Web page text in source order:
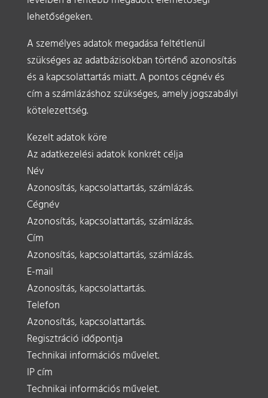
lehetőségeken.
A személyes adatok megadása feltétlenül
szükséges az adatbázisokban történő azonosítás
és a kapcsolattartás miatt. A pontos cégnév és
cím a számlázáshoz szükséges, amely jogszabályi
kötelezettség.
Kezelt adatok köre
Az adatkezelési adatok konkrét célja
Név
Azonosítás, kapcsolattartás, számlázás.
Cégnév
Azonosítás, kapcsolattartás, számlázás.
Cím
Azonosítás, kapcsolattartás, számlázás.
E-mail
Azonosítás, kapcsolattartás.
Telefon
Azonosítás, kapcsolattartás.
Regisztráció időpontja
Technikai információs művelet.
IP cím
Technikai információs művelet.